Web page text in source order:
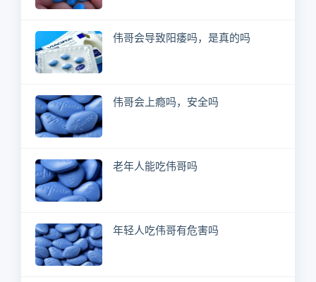
伟哥会导致阳痿吗，是真的吗
伟哥会上瘾吗，安全吗
老年人能吃伟哥吗
年轻人吃伟哥有危害吗